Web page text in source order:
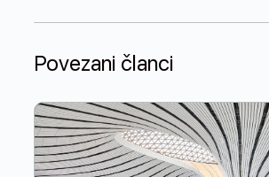
Povezani članci